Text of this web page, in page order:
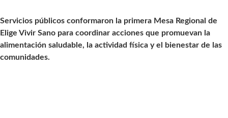
Servicios públicos conformaron la primera Mesa Regional de
Elige Vivir Sano para coordinar acciones que promuevan la
alimentación saludable, la actividad física y el bienestar de las
comunidades.